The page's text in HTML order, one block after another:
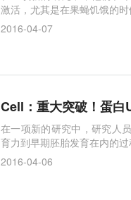
激活，尤其是在果蝇饥饿的时
2016-04-07
Cell：重大突破！蛋
在一项新的研究中，研究人
育力到早期胚胎发育在内的过
2016-04-06